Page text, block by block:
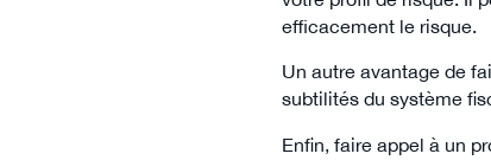
efficacement le risque.
Un autre avantage de
subtilités du système
Enfin, faire appel à un